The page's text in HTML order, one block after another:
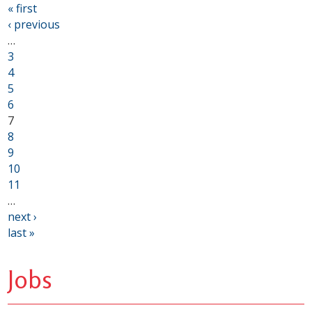
« first
‹ previous
…
3
4
5
6
7
8
9
10
11
…
next ›
last »
Jobs